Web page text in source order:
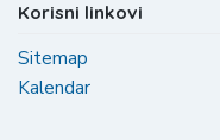
Korisni linkovi
Sitemap
Kalendar